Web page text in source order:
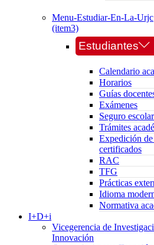
Menu-Estudiar-En-La-Urjc
(item3)
Estudiantes
Calendario
Horarios
Guías
Exámenes
Seguro escolar
Trámites
Expedición
certificados
RAC
TFG
Prácticas
Idioma
Normativa
I+D+i
Vicegerencia de
Innovación